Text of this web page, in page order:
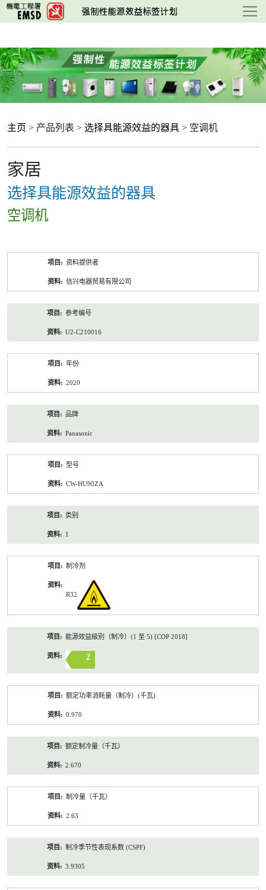
跳
至
要
内
容
主页 > 产品列表 > 选择具能源效益的器具 > 空调机
家居
选择具能源效益的器具
空调机
资料提供者
信兴电器贸易有限公司
参考编号
U2-C210016
年份
2020
品牌
Panasonic
型号
CW-HU90ZA
类别
1
制冷剂
R32
能源效益級別（制冷）(1 至 5) [COP 2018]
2
额定功率消耗量（制冷）(千瓦)
0.970
额定制冷量（千瓦）
2.670
制冷量（千瓦）
2.63
制冷季节性表现系数 (CSPF)
3.9305